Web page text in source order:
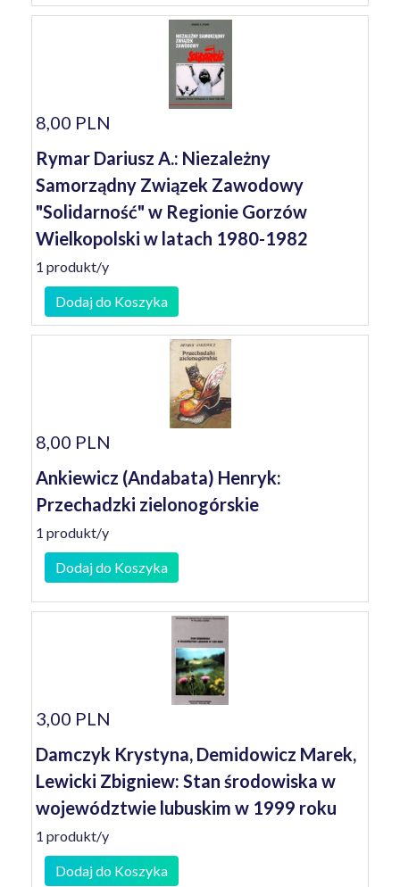
8,00 PLN
Rymar Dariusz A.: Niezależny
Samorządny Związek Zawodowy
"Solidarność" w Regionie Gorzów
Wielkopolski w latach 1980-1982
1 produkt/y
Dodaj do Koszyka
8,00 PLN
Ankiewicz (Andabata) Henryk:
Przechadzki zielonogórskie
1 produkt/y
Dodaj do Koszyka
3,00 PLN
Damczyk Krystyna, Demidowicz Marek,
Lewicki Zbigniew: Stan środowiska w
województwie lubuskim w 1999 roku
1 produkt/y
Dodaj do Koszyka